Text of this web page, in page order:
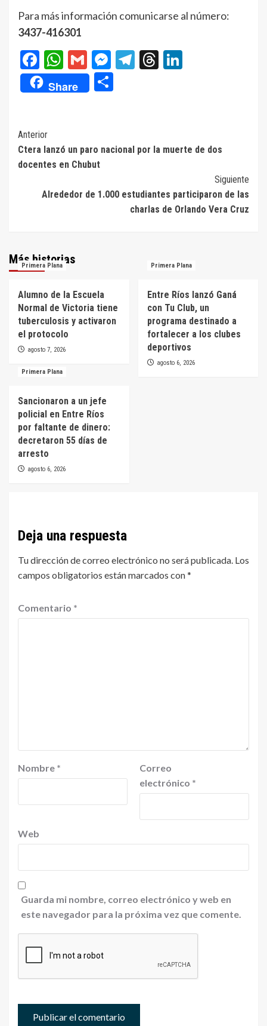
Para más información comunicarse al número:
3437-416301
Facebook
WhatsApp
GmailMessenger
Telegram
Threads
Share
Navegación
de
Anterior
Ctera lanzó un paro nacional por la muerte de dos
docentes en Chubut
Siguiente
Alrededor de 1.000 estudiantes participaron de las
charlas de Orlando Vera Cruz
Más historias
Primera Plana
Alumno de la Escuela
Normal de Victoria tiene
tuberculosis y activaron
el protocolo
agosto 7, 2026
Primera Plana
Entre Ríos lanzó Ganá
con Tu Club, un
programa destinado a
fortalecer a los clubes
deportivos
agosto 6, 2026
Primera Plana
Sancionaron a un jefe
policial en Entre Ríos
por faltante de dinero:
decretaron 55 días de
arresto
agosto 6, 2026
Deja una respuesta
Tu dirección de correo electrónico no será publicada. Los
campos obligatorios están marcados con*
Comentario *
Nombre *
Correo
electrónico *
Web
Guarda mi nombre, correo electrónico y web en
este navegador para la próxima vez que comente.